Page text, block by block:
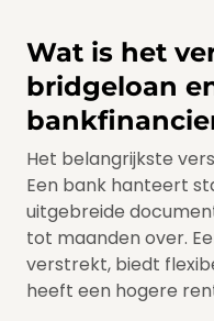
Wat is het
bridgeloan
Het belangrijkste
Een bank hanteert
uitgebreide
tot maanden over.
verstrekt, biedt
heeft een hogere